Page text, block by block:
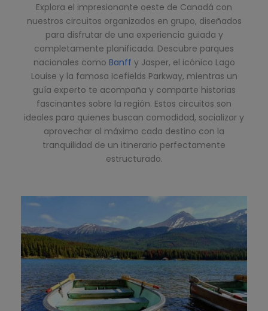
Explora el impresionante oeste de Canadá con
nuestros circuitos organizados en grupo, diseñados
para disfrutar de una experiencia guiada y
completamente planificada. Descubre parques
nacionales como Banff y Jasper, el icónico Lago
Louise y la famosa Icefields Parkway, mientras un
guía experto te acompaña y comparte historias
fascinantes sobre la región. Estos circuitos son
ideales para quienes buscan comodidad, socializar y
aprovechar al máximo cada destino con la
tranquilidad de un itinerario perfectamente
estructurado.